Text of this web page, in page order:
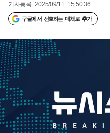
기사등록 2025/09/11 15:50:36
구글에서 선호하는 매체로 추가